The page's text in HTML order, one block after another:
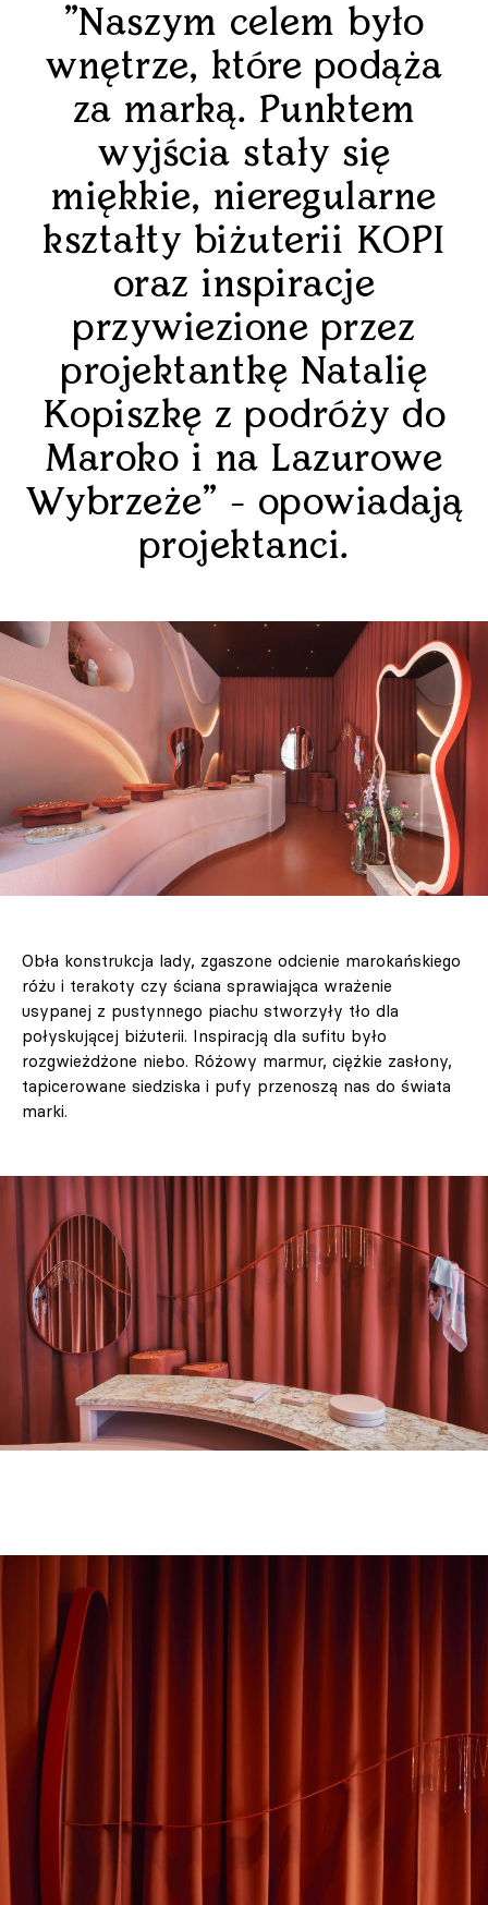
"Naszym celem było
wnętrze, które podąża
za marką. Punktem
wyjścia stały się
miękkie, nieregularne
kształty biżuterii KOPI
oraz inspiracje
przywiezione przez
projektantkę Natalię
Kopiszkę z podróży do
Maroko i na Lazurowe
Wybrzeże" - opowiadają
projektanci.
Obła konstrukcja lady, zgaszone odcienie marokańskiego
różu i terakoty czy ściana sprawiająca wrażenie
usypanej z pustynnego piachu stworzyły tło dla
połyskującej biżuterii. Inspiracją dla sufitu było
rozgwieżdżone niebo. Różowy marmur, ciężkie zasłony,
tapicerowane siedziska i pufy przenoszą nas do świata
marki.